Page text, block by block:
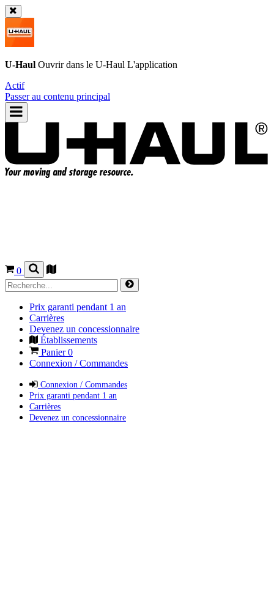
U-Haul Ouvrir dans le U-Haul L'application
Actif
Passer au contenu principal
0
Prix garanti pendant 1 an
Carrières
Devenez un concessionnaire
Établissements
Panier0
Connexion / Commandes
Connexion / Commandes
Prix garanti pendant 1 an
Carrières
Devenez un concessionnaire